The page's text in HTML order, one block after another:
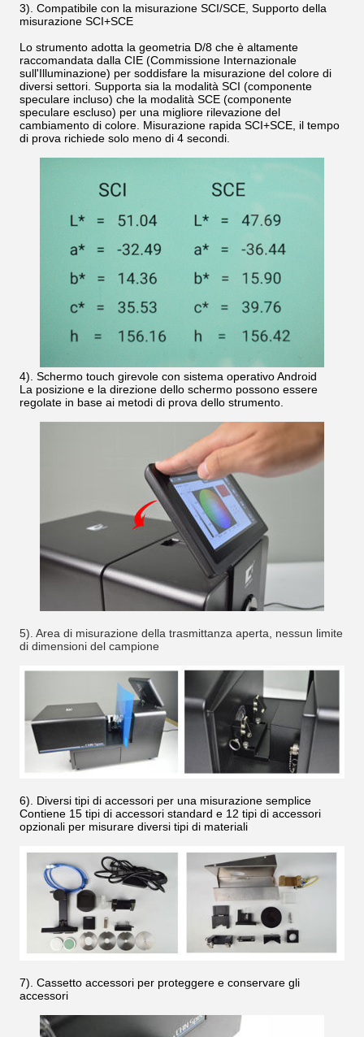
3). Compatibile con la misurazione SCI/SCE, Supporto della
misurazione SCI+SCE
Lo strumento adotta la geometria D/8 che è altamente
raccomandata dalla CIE (Commissione Internazionale
sull'Illuminazione) per soddisfare la misurazione del colore di
diversi settori. Supporta sia la modalità SCI (componente
speculare incluso) che la modalità SCE (componente
speculare escluso) per una migliore rilevazione del
cambiamento di colore. Misurazione rapida SCI+SCE, il tempo
di prova richiede solo meno di 4 secondi.
4). Schermo touch girevole con sistema operativo Android
La posizione e la direzione dello schermo possono essere
regolate in base ai metodi di prova dello strumento.
5). Area di misurazione della trasmittanza aperta, nessun limite
di dimensioni del campione
6). Diversi tipi di accessori per una misurazione semplice
Contiene 15 tipi di accessori standard e 12 tipi di accessori
opzionali per misurare diversi tipi di materiali
7). Cassetto accessori per proteggere e conservare gli
accessori